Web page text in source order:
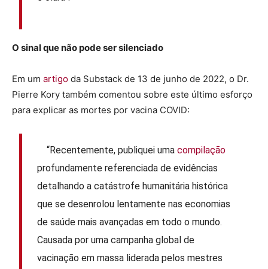
O sinal que não pode ser silenciado
Em um artigo da Substack de 13 de junho de 2022, o Dr.
Pierre Kory também comentou sobre este último esforço
para explicar as mortes por vacina COVID:
“Recentemente, publiquei umacompilação
profundamente referenciada de evidências
detalhando a catástrofe humanitária histórica
que se desenrolou lentamente nas economias
de saúde mais avançadas em todo o mundo.
Causada por uma campanha global de
vacinação em massa liderada pelos mestres